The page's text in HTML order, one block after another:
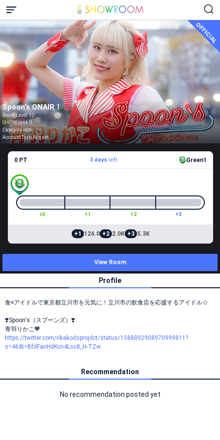
OFFICIAL
Spoon's ONAIR！
Room Level 10
SHOW rank B
Category idol
Account Type Not set
0 PT 3 daysleft Green1
±0 +1 +2 +3
+1 124.0 +2 2.0K +3 5.3K
View Room
Profile
食×アイドルで東京都立川市を元気に！立川市の飲食店を応援するアイドル☆
❣️Spoon's（スプーンズ）❣️
青羽りかこ🧡
https://twitter.com/rikakodsprojdct/status/1588892908970999811?
s=46&t=BfdFanHdKcn4Lsc8_H-TZw
Recommendation
No recommendation posted yet